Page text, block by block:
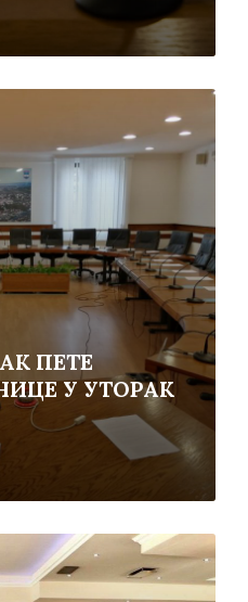
ПЕТЕ
У УТОРАК